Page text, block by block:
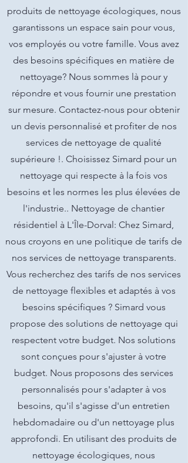
produits de nettoyage écologiques, nous
garantissons un espace sain pour vous,
vos employés ou votre famille. Vous avez
des besoins spécifiques en matière de
nettoyage? Nous sommes là pour y
répondre et vous fournir une prestation
sur mesure. Contactez-nous pour obtenir
un devis personnalisé et profiter de nos
services de nettoyage de qualité
supérieure !. Choisissez Simard pour un
nettoyage qui respecte à la fois vos
besoins et les normes les plus élevées de
l'industrie.. Nettoyage de chantier
résidentiel à L'Île-Dorval: Chez Simard,
nous croyons en une politique de tarifs de
nos services de nettoyage transparents.
Vous recherchez des tarifs de nos services
de nettoyage flexibles et adaptés à vos
besoins spécifiques ? Simard vous
propose des solutions de nettoyage qui
respectent votre budget. Nos solutions
sont conçues pour s'ajuster à votre
budget. Nous proposons des services
personnalisés pour s'adapter à vos
besoins, qu'il s'agisse d'un entretien
hebdomadaire ou d'un nettoyage plus
approfondi. En utilisant des produits de
nettoyage écologiques, nous